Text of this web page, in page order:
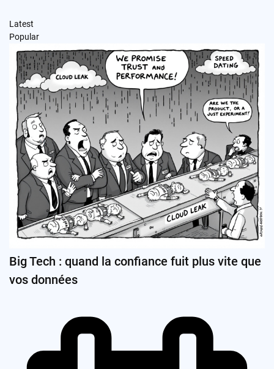
Latest
Popular
Big Tech : quand la confiance fuit plus vite que
vos données